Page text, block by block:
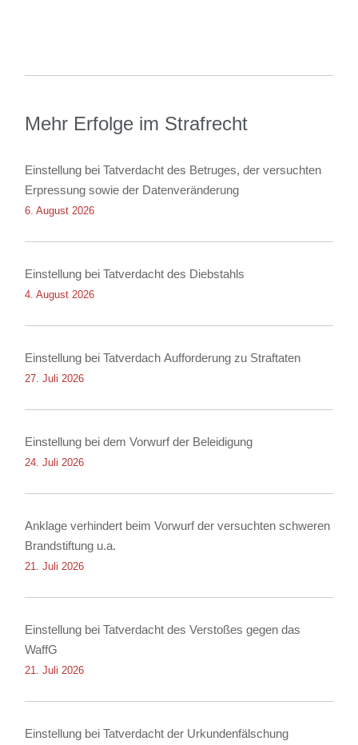
Mehr Erfolge im Strafrecht
Einstellung bei Tatverdacht des Betruges, der versuchten
Erpressung sowie der Datenveränderung
6. August 2026
Einstellung bei Tatverdacht des Diebstahls
4. August 2026
Einstellung bei Tatverdach Aufforderung zu Straftaten
27. Juli 2026
Einstellung bei dem Vorwurf der Beleidigung
24. Juli 2026
Anklage verhindert beim Vorwurf der versuchten schweren
Brandstiftung u.a.
21. Juli 2026
Einstellung bei Tatverdacht des Verstoßes gegen das
WaffG
21. Juli 2026
Einstellung bei Tatverdacht der Urkundenfälschung